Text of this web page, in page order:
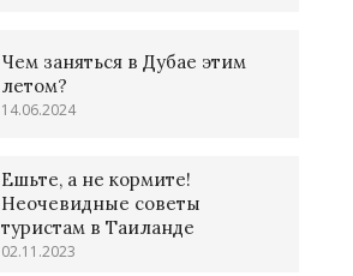
Чем заняться в Дубае этим
летом?
14.06.2024
Ешьте, а не кормите!
Неочевидные советы
туристам в Таиланде
02.11.2023